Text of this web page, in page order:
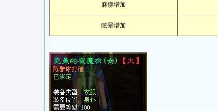
麻痹增加
眩晕增加